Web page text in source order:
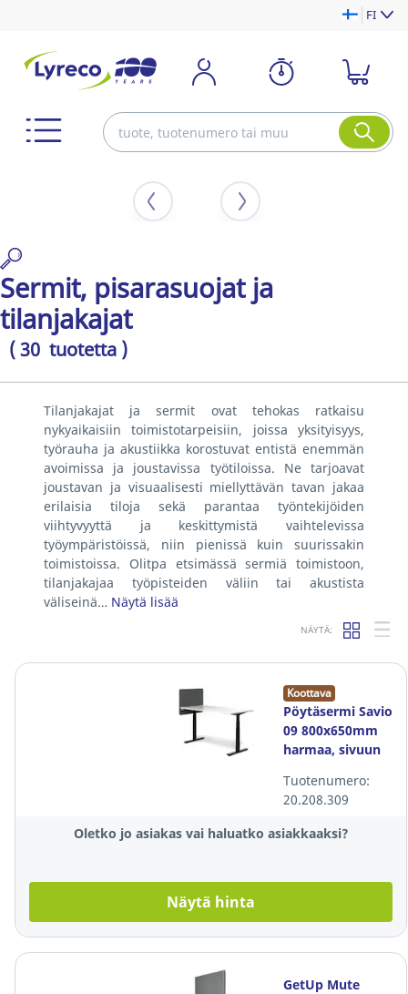
FI
Sermit, pisarasuojat ja
tilanjakajat
( 30 tuotetta )
Tilanjakajat ja sermit ovat tehokas ratkaisu
nykyaikaisiin toimistotarpeisiin, joissa yksityisyys,
työrauha ja akustiikka korostuvat entistä enemmän
avoimissa ja joustavissa työtiloissa. Ne tarjoavat
joustavan ja visuaalisesti miellyttävän tavan jakaa
erilaisia tiloja sekä parantaa työntekijöiden
viihtyvyyttä ja keskittymistä vaihtelevissa
työympäristöissä, niin pienissä kuin suurissakin
toimistoissa. Olitpa etsimässä sermiä toimistoon,
tilanjakajaa työpisteiden väliin tai akustista
väliseinä… Näytä lisää
NÄYTÄ:
Koottava
Pöytäsermi Savio
09 800x650mm
harmaa, sivuun
Tuotenumero:
20.208.309
Oletko jo asiakas vai haluatko asiakkaaksi?
Näytä hinta
GetUp Mute